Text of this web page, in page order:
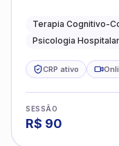
Terapia Cognitivo-
Psicologia Hospitalar
CRP ativo
SESSÃO
R$ 90